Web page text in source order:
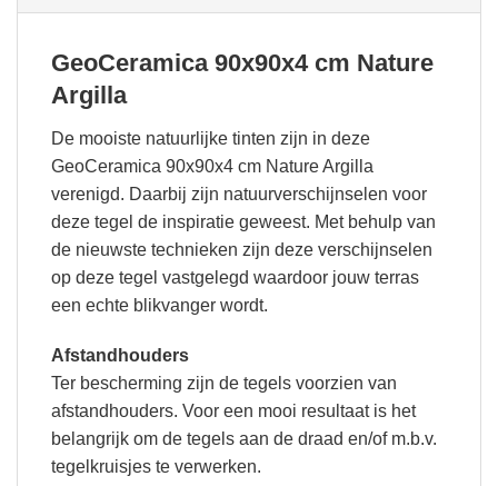
GeoCeramica 90x90x4 cm Nature
Argilla
De mooiste natuurlijke tinten zijn in deze
GeoCeramica 90x90x4 cm Nature Argilla
verenigd. Daarbij zijn natuurverschijnselen voor
deze tegel de inspiratie geweest. Met behulp van
de nieuwste technieken zijn deze verschijnselen
op deze tegel vastgelegd waardoor jouw terras
een echte blikvanger wordt.
Afstandhouders
Ter bescherming zijn de tegels voorzien van
afstandhouders. Voor een mooi resultaat is het
belangrijk om de tegels aan de draad en/of m.b.v.
tegelkruisjes te verwerken.